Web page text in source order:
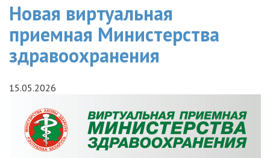
Новая виртуальная
приемная Министерства
здравоохранения
15.05.2026